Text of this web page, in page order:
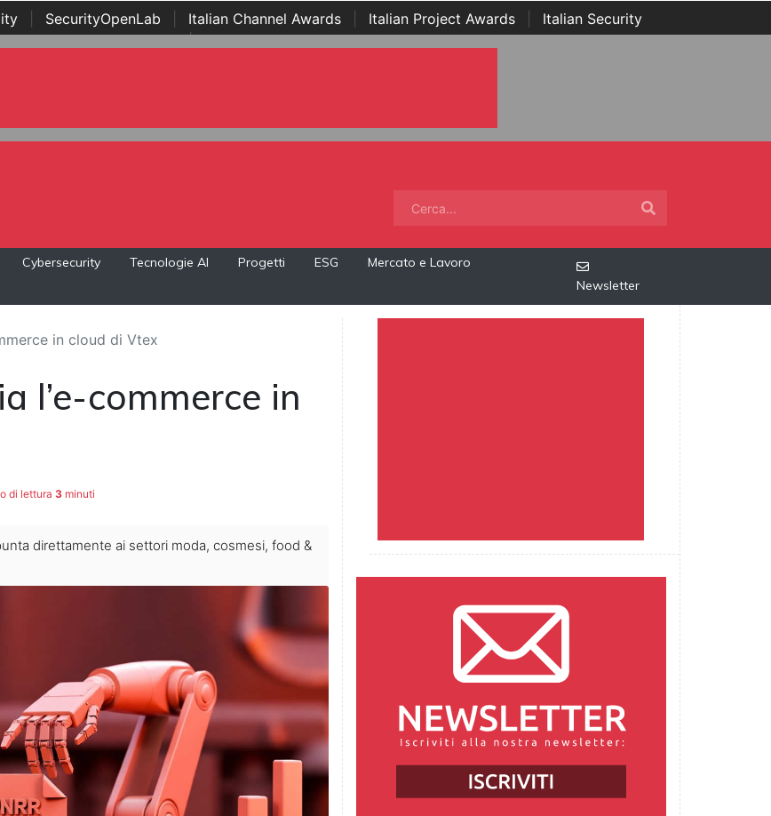
SecurityOpenLab Italian Channel Awards Italian Project Awards
Italian Security
Awards | ...
Cybersecurity Tecnologie AI Progetti ESG
Mercato e Lavoro
Newsletter
in cloud di Vtex
l’e-commerce in
di lettura 3 minuti
direttamente ai settori moda, cosmesi, food &